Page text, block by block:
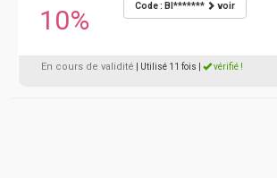
10% Code : BI******* voir
En cours de validité | Utilisé 11 fois vérifié !